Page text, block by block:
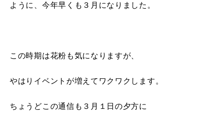
ように、今年早くも３月になりました。
この時期は花粉も気になりますが、
やはりイベントが増えてワクワクします。
ちょうどこの通信も３月１日の夕方に